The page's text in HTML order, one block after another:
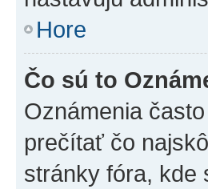
Hore
Čo sú to
Oznámenia
prečítať čo
stránky fóra, kde